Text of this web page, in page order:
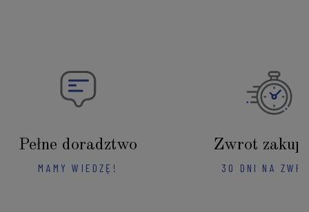
Pełne doradztwo
MAMY WIEDZĘ!
Zwrot
30 DNI NA